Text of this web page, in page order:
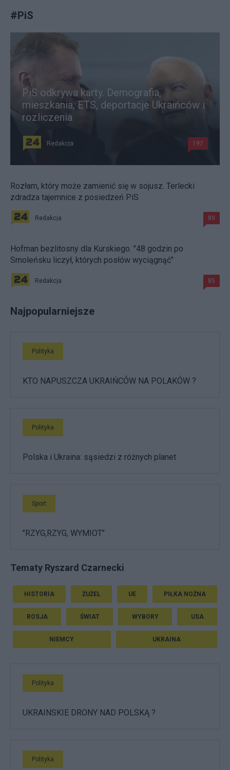
#PiS
PiS odkrywa karty. Demografia,
mieszkania, ETS, deportacje Ukraińców i
rozliczenia
Redakcja 197
Rozłam, który może zamienić się w sojusz. Terlecki
zdradza tajemnice z posiedzeń PiS
Redakcja 89
Hofman bezlitosny dla Kurskiego. "48 godzin po
Smoleńsku liczył, których posłów wyciągnąć"
Redakcja 85
Najpopularniejsze
Polityka
KTO NAPUSZCZA UKRAIŃCÓW NA POLAKÓW ?
Polityka
Polska i Ukraina: sąsiedzi z różnych planet
Sport
"RZYG,RZYG, WYMIOT"
Tematy Ryszard Czarnecki
HISTORIA ŻUŻEL UE PIŁKA NOŻNA
ROSJA ŚWIAT WYBORY USA
NIEMCY UKRAINA
Polityka
UKRAINSKIE DRONY NAD POLSKĄ ?
Polityka